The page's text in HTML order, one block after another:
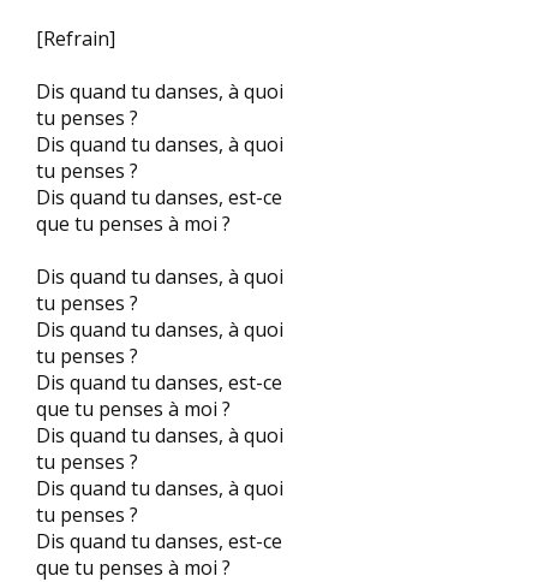
[Refrain]
Dis quand tu danses, à quoi
tu penses ?
Dis quand tu danses, à quoi
tu penses ?
Dis quand tu danses, est-ce
que tu penses à moi ?
Dis quand tu danses, à quoi
tu penses ?
Dis quand tu danses, à quoi
tu penses ?
Dis quand tu danses, est-ce
que tu penses à moi ?
Dis quand tu danses, à quoi
tu penses ?
Dis quand tu danses, à quoi
tu penses ?
Dis quand tu danses, est-ce
que tu penses à moi ?